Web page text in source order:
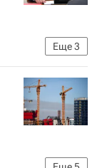
Еще3